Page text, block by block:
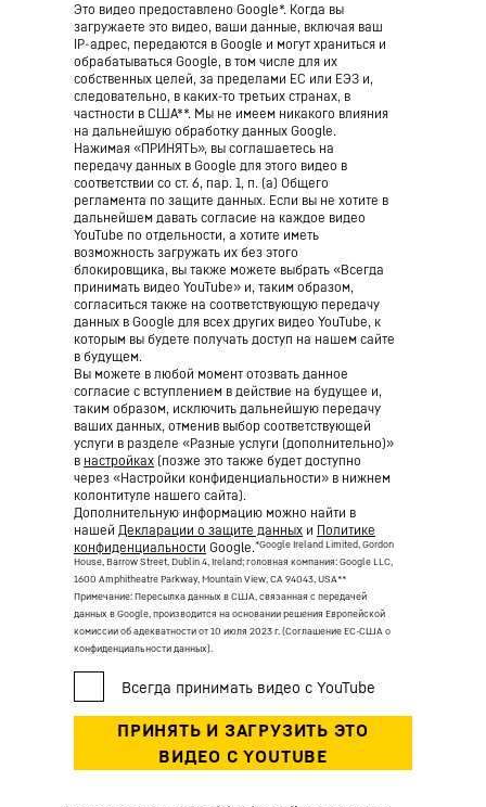
Это видео предоставлено Google*. Когда вы
загружаете это видео, ваши данные, включая ваш
IP-адрес, передаются в Google и могут храниться и
обрабатываться Google, в том числе для их
собственных целей, за пределами ЕС или ЕЭЗ и,
следовательно, в каких-то третьих странах, в
частности в США**. Мы не имеем никакого влияния
на дальнейшую обработку данных Google.
Нажимая «ПРИНЯТЬ», вы соглашаетесь на
передачу данных в Google для этого видео в
соответствии со ст. 6, пар. 1, п. (а) Общего
регламента по защите данных. Если вы не хотите в
дальнейшем давать согласие на каждое видео
YouTube по отдельности, а хотите иметь
возможность загружать их без этого
блокировщика, вы также можете выбрать «Всегда
принимать видео YouTube» и, таким образом,
согласиться также на соответствующую передачу
данных в Google для всех других видео YouTube, к
которым вы будете получать доступ на нашем сайте
в будущем.
Вы можете в любой момент отозвать данное
согласие с вступлением в действие на будущее и,
таким образом, исключить дальнейшую передачу
ваших данных, отменив выбор соответствующей
услуги в разделе «Разные услуги (дополнительно)»
в настройках (позже это также будет доступно
через «Настройки конфиденциальности» в нижнем
колонтитуле нашего сайта).
Дополнительную информацию можно найти в
нашей Декларации о защите данных и Политике
конфиденциальности Google.*Google Ireland Limited, Gordon
House, Barrow Street, Dublin 4, Ireland; головная компания: Google LLC,
1600 Amphitheatre Parkway, Mountain View, CA 94043, USA**
Примечание: Пересылка данных в США, связанная с передачей
данных в Google, производится на основании решения Европейской
комиссии об адекватности от 10 июля 2023 г. (Соглашение ЕС-США о
конфиденциальности данных).